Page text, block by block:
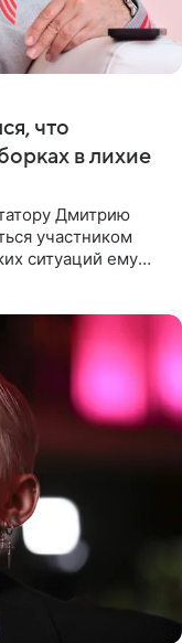
что
в лихие
Дмитрию
участником
ситуаций ему